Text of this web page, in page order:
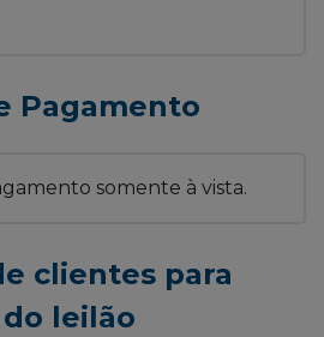
Pagamento
somente à vista.
clientes para
leilão